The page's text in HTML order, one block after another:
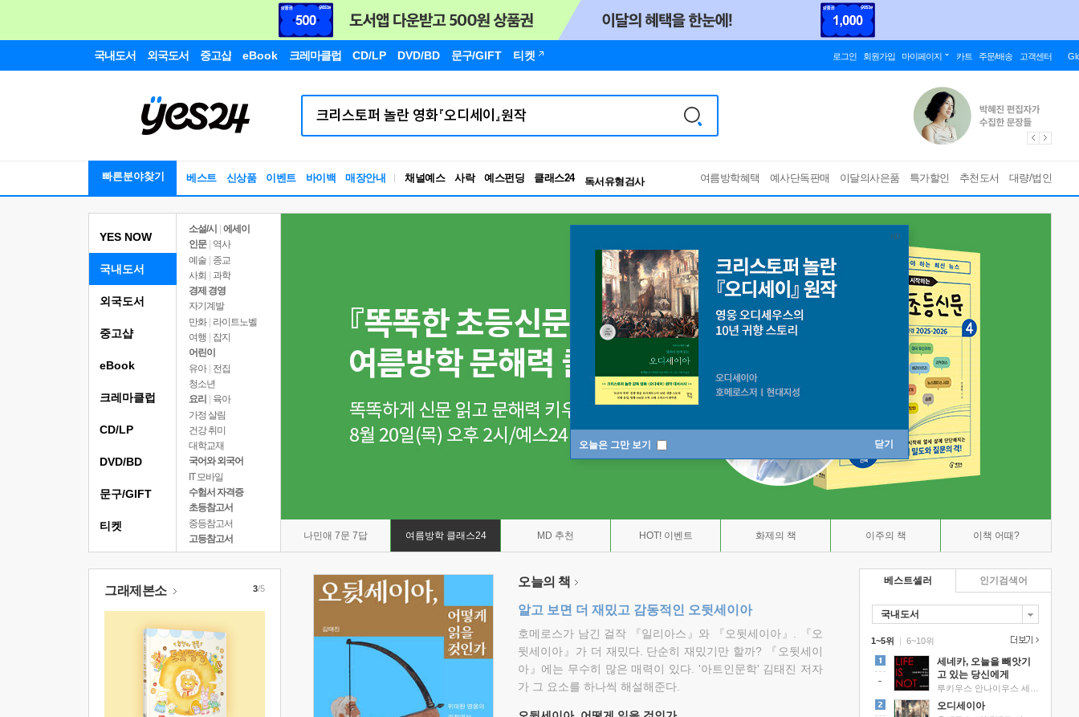
국내도서 외국도서 중고샵 eBook 크레마클럽 CD/LP DVD/BD 문구/GIFT 티켓 로그인 회원가입 마이페이지 카트 주문/배송 고객센터
빠른분야찾기 베스트 신상품 이벤트 바이백 매장안내 채널예스 사락 예스펀딩 클래스24
독서유형검사
RBTI Lab
독서유형검사
여름방학혜택 예사단독판매 이달의사은품 특가할인 추천도서 대량/법인
오늘은 그만 보기 닫기
YES NOW
국내도서
소설/시
에세이
인문
역사
예술 | 종교
사회 | 과학
경제 경영
자기계발
만화 | 라이트노벨
여행
잡지
어린이
유아 | 전집
청소년
요리
육아
가정 살림
건강 취미
대학교재
국어와 외국어
IT 모바일
수험서 자격증
초등참고서
중등참고서
고등참고서
나민애 7문 7답 여름방학 클래스24 MD 추천 HOT! 이벤트 화제의 책 이주의 책 이책 어때?
외국도서
중고샵
eBook
크레마클럽
CD/LP
DVD/BD
문구/GIFT
티켓
그래제본소 3/5 오늘의 책
알고 보면 더 재밌고 감동적인 오뒷세이아
호메로스가 남긴 걸작 『일리아스』와 『오뒷세이아』. 『오
뒷세이아』가 더 재밌다. 단순히 재밌기만 할까? 『오뒷세이
아』에는 무수히 많은 매력이 있다. '아트인문학' 김태진 저자
가 그 요소를 하나씩 해설해준다.
베스트셀러
국내도서
1~5위 |
세네카, 오늘을 빼앗기
고 있는 당신에게
오디세이아
6~10위
인기검색어